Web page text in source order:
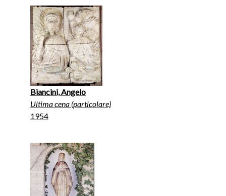
Biancini, Angelo
Ultima cena (particolare)
1954